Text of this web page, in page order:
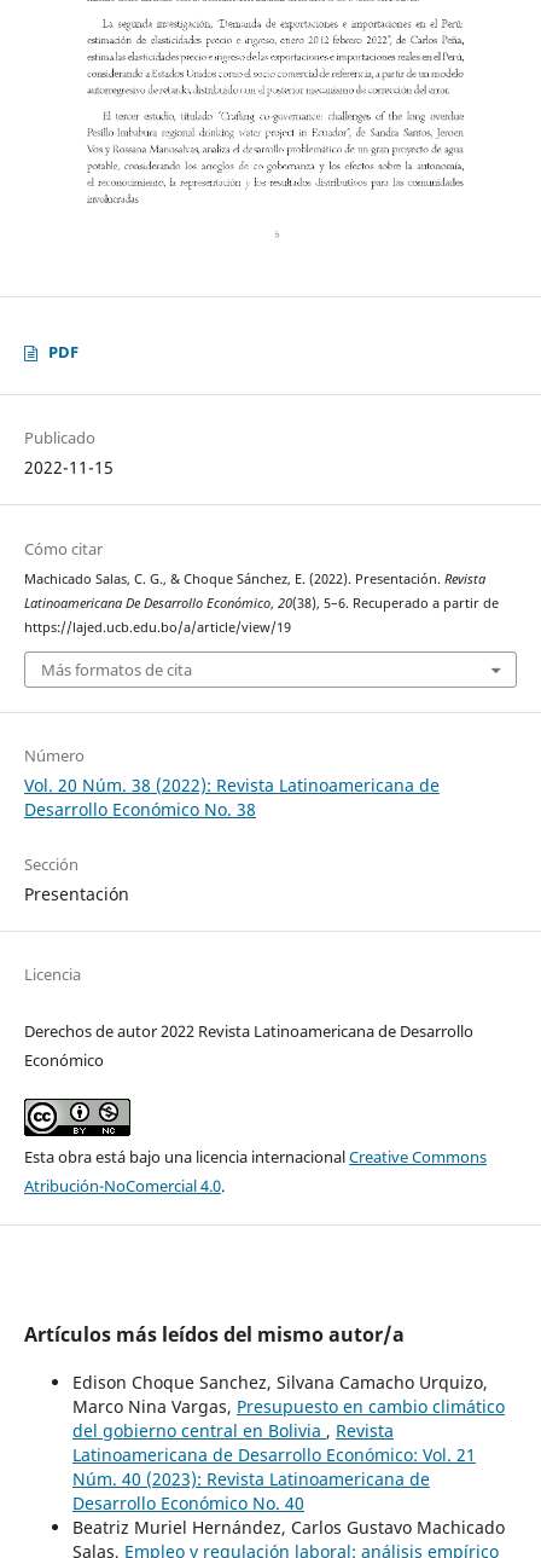
PDF
Publicado
2022-11-15
Cómo citar
Machicado Salas, C. G., & Choque Sánchez, E. (2022). Presentación. Revista
Latinoamericana De Desarrollo Económico, 20(38), 5–6. Recuperado a partir de
https://lajed.ucb.edu.bo/a/article/view/19
Más formatos de cita
Número
Vol. 20 Núm. 38 (2022): Revista Latinoamericana de
Desarrollo Económico No. 38
Sección
Presentación
Licencia
Derechos de autor 2022 Revista Latinoamericana de Desarrollo
Económico
Esta obra está bajo una licencia internacionalCreative Commons
Atribución-NoComercial 4.0.
Artículos más leídos del mismo autor/a
Edison Choque Sanchez, Silvana Camacho Urquizo,
Marco Nina Vargas, Presupuesto en cambio climático
del gobierno central en Bolivia , Revista
Latinoamericana de Desarrollo Económico: Vol. 21
Núm. 40 (2023): Revista Latinoamericana de
Desarrollo Económico No. 40
Beatriz Muriel Hernández, Carlos Gustavo Machicado
Salas, Empleo y regulación laboral: análisis empírico